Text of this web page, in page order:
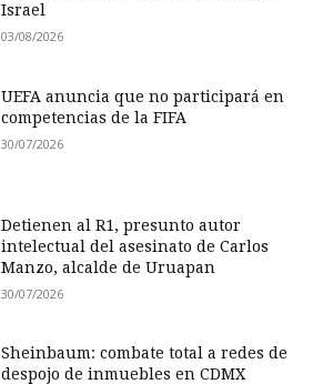
Israel
03/08/2026
UEFA anuncia que no participará en
competencias de la FIFA
30/07/2026
Detienen al R1, presunto autor
intelectual del asesinato de Carlos
Manzo, alcalde de Uruapan
30/07/2026
Sheinbaum: combate total a redes de
despojo de inmuebles en CDMX